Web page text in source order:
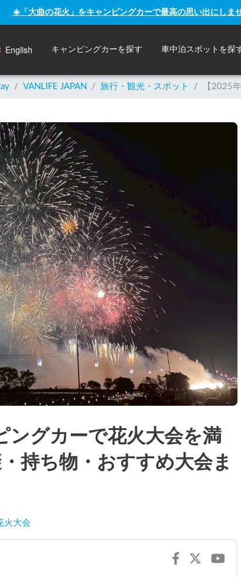
☀️「大曲の花火」をキャンピングカーで最高の思い出にしま
English キャンピングカーを探す 車中泊スポットを探
/ VANLIFE JAPAN / 旅行・観光・スポット / 【2025
ングカーで花火大会を満
持ち物・おすすめ大会ま
火大会